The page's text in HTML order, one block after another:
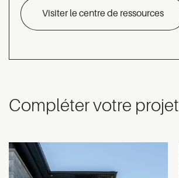
Visiter le centre de ressources
Compléter votre projet